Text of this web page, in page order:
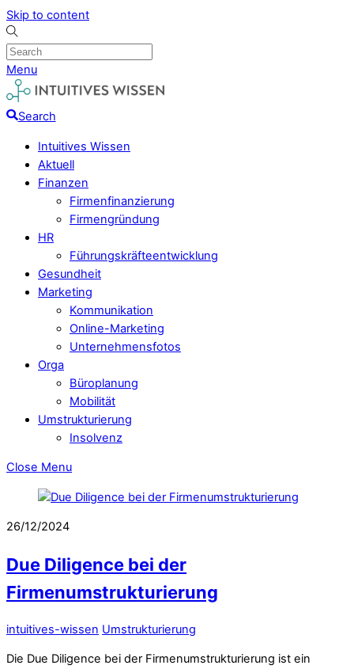
Skip to content
Menu
Search
Intuitives Wissen
Aktuell
Finanzen
Firmenfinanzierung
Firmengründung
HR
Führungskräfteentwicklung
Gesundheit
Marketing
Kommunikation
Online-Marketing
Unternehmensfotos
Orga
Büroplanung
Mobilität
Umstrukturierung
Insolvenz
Close Menu
26/12/2024
Due Diligence bei der
Firmenumstrukturierung
intuitives-wissen Umstrukturierung
Die Due Diligence bei der Firmenumstrukturierung ist ein